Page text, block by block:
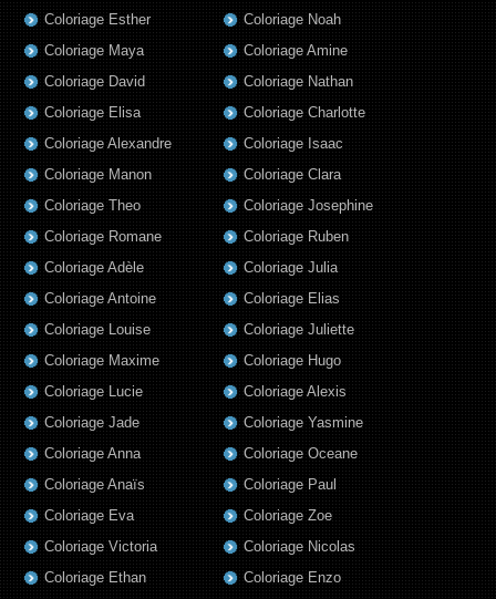
Coloriage Esther
Coloriage Maya
Coloriage David
Coloriage Elisa
Coloriage Alexandre
Coloriage Manon
Coloriage Theo
Coloriage Romane
Coloriage Adèle
Coloriage Antoine
Coloriage Louise
Coloriage Maxime
Coloriage Lucie
Coloriage Jade
Coloriage Anna
Coloriage Anaïs
Coloriage Eva
Coloriage Victoria
Coloriage Ethan
Coloriage Noah
Coloriage Amine
Coloriage Nathan
Coloriage Charlotte
Coloriage Isaac
Coloriage Clara
Coloriage Josephine
Coloriage Ruben
Coloriage Julia
Coloriage Elias
Coloriage Juliette
Coloriage Hugo
Coloriage Alexis
Coloriage Yasmine
Coloriage Oceane
Coloriage Paul
Coloriage Zoe
Coloriage Nicolas
Coloriage Enzo